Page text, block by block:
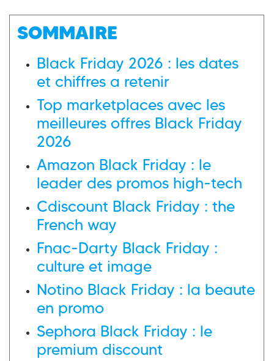
SOMMAIRE
Black Friday 2026 : les dates
et chiffres a retenir
Top marketplaces avec les
meilleures offres Black Friday
2026
Amazon Black Friday : le
leader des promos high-tech
Cdiscount Black Friday : the
French way
Fnac-Darty Black Friday :
culture et image
Notino Black Friday : la beaute
en promo
Sephora Black Friday : le
premium discount